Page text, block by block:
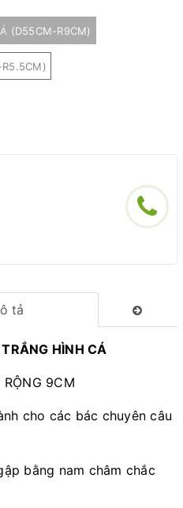
(D55CM-R9CM)
tả
HÌNH CÁ
9CM
cho các bác chuyên câu
bằng nam châm chắc